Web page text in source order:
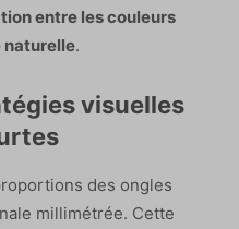
entre les couleurs
naturelle.
visuelles
des ongles
millimétrée. Cette